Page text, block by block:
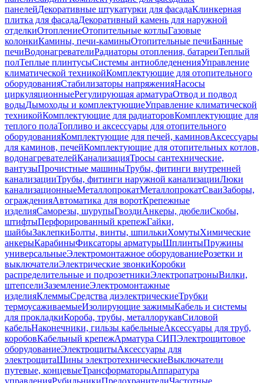
панелейДекоративные штукатурки для фасадаКлинкерная
плитка для фасадаДекоративный камень для наружной
отделкиОтоплениеОтопительные котлыГазовые
колонкиКамины, печи-каминыОтопительные печиБанные
печиВодонагревателиРадиаторы отопления, батареиТеплый
полТеплые плинтусыСистемы антиобледененияУправление
климатической техникойКомплектующие для отопительного
оборудованияСтабилизаторы напряженияНасосы
циркуляционныеРегулирующая арматураОтвод и подвод
водыДымоходы и комплектующиеУправление климатической
техникойКомплектующие для радиаторовКомплектующие для
теплого полаТопливо и аксессуары для отопительного
оборудованияКомплектующие для печей, каминовАксессуары
для каминов, печейКомплектующие для отопительных котлов,
водонагревателейКанализацияТросы сантехнические,
вантузыПрочистные машиныТрубы, фитинги внутренней
канализацииТрубы, фитинги наружной канализацииЛюки
канализационныеМеталлопрокатМеталлопрокатСваиЗаборы,
огражденияАвтоматика для воротКрепежные
изделияСаморезы, шурупыГвоздиАнкеры, дюбелиСкобы,
штифтыПерфорированный крепежГайки,
шайбыЗаклепкиБолты, винты, шпилькиХомутыХимические
анкерыКарабиныФиксаторы арматурыШплинтыПружины
универсальныеЭлектромонтажное оборудованиеРозетки и
выключателиЭлектрические звонкиКоробки
распределительные и подрозетникиЭлектропатроныВилки,
штепселиЗаземлениеЭлектромонтажные
изделияКлеммыСредства диэлектрическиеТрубки
термоусаживаемыеИзолирующие зажимыКабель и системы
для прокладкиКороба, трубы, металлорукавСиловой
кабельНаконечники, гильзы кабельныеАксессуары для труб,
коробовКабельный крепежАрматура СИПЭлектрощитовое
оборудованиеЭлектрощитыАксессуары для
электрощитаШины электротехническиеВыключатели
путевые, концевыеТрансформаторыАппаратура
управленияРубильникиПредохранителиЧастотные